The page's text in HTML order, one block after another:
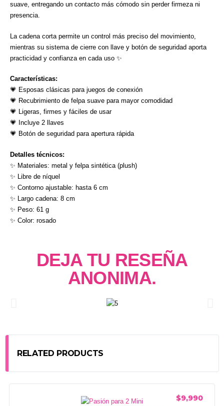
suave, entregando un contacto más cómodo sin perder firmeza ni
presencia.
La cadena corta permite un control más preciso del movimiento,
mientras su sistema de cierre con llave y botón de seguridad aporta
practicidad y confianza en cada uso ✨
Características:
💗 Esposas clásicas para juegos de conexión
💗 Recubrimiento de felpa suave para mayor comodidad
💗 Ligeras, firmes y fáciles de usar
💗 Incluye 2 llaves
💗 Botón de seguridad para apertura rápida
Detalles técnicos:
✨ Materiales: metal y felpa sintética (plush)
✨ Libre de níquel
✨ Contorno ajustable: hasta 6 cm
✨ Largo cadena: 8 cm
✨ Peso: 61 g
✨ Color: rosado
DEJA TU RESEÑA
ANONIMA.
RELATED PRODUCTS
$9,990